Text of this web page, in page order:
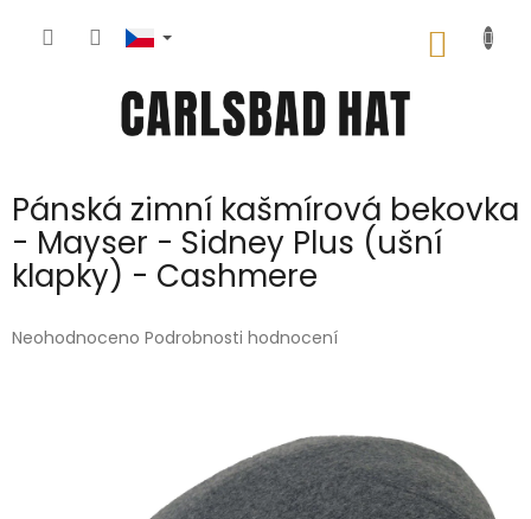
Pánská zimní kašmírová bekovka
- Mayser - Sidney Plus (ušní
klapky) - Cashmere
Průměrné
Neohodnoceno Podrobnosti hodnocení